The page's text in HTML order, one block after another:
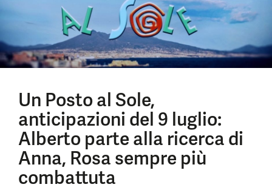
Un Posto al Sole,
anticipazioni del 9 luglio:
Alberto parte alla ricerca di
Anna, Rosa sempre più
combattuta